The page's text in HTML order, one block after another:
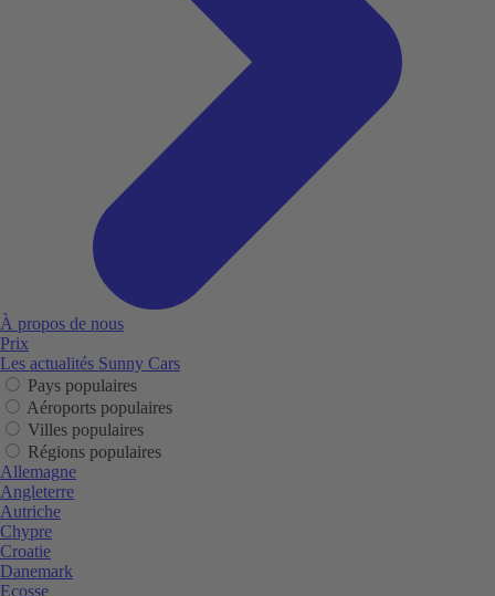
À propos de nous
Prix
Les actualités Sunny Cars
Pays populaires
Aéroports populaires
Villes populaires
Régions populaires
Allemagne
Angleterre
Autriche
Chypre
Croatie
Danemark
Ecosse